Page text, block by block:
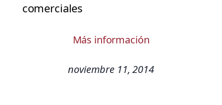
comerciales
Más información
noviembre 11, 2014